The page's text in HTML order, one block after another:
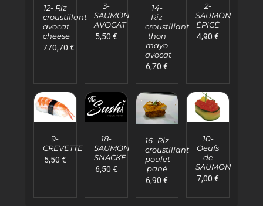
PANIER
/
DÉTAILS
12- Riz
croustillant
avocat
cheese
770,70 €
PANIER
/
DÉTAILS
3-
SAUMON
AVOCAT
5,50 €
PANIER
/
DÉTAILS
14-
Riz
croustillant
thon
mayo
avocat
6,70€
PANIER
/
DÉTAILS
2-
SAUMON
ÉPICÉ
4,90€
AJOUTER
PANIER
/
DÉTAILS
9-
CREVETTE
5,50 €
AJOUTER
PANIER
/
DÉTAILS
18-
SAUMON
SNACKE
6,50 €
AJOUTER
PANIER
/
DÉTAILS
16- Riz
croustillant
poulet
pané
6,90€
AJOUTER
PANIER
/
DÉTAILS
10-
Oeufs
de
SAUMON
7,00€